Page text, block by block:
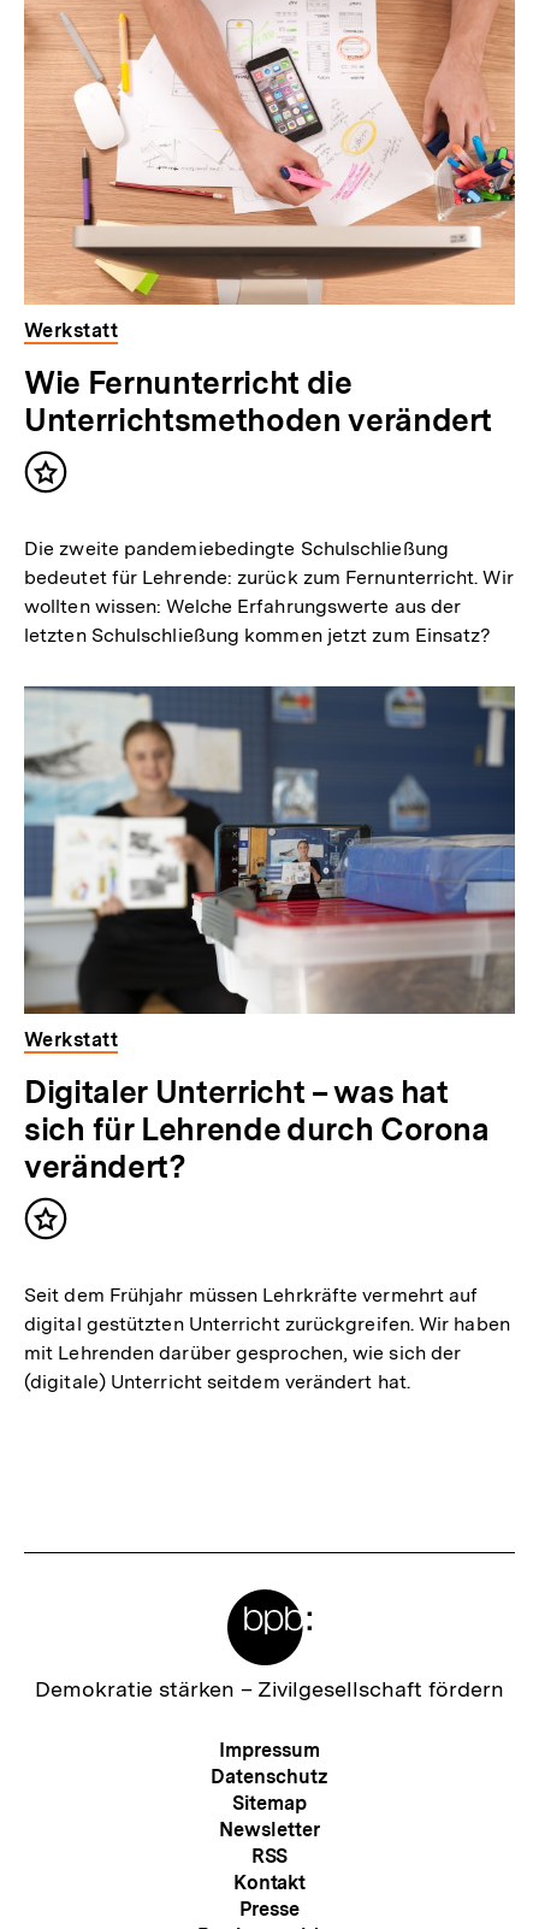
Werkstatt
Wie Fernunterricht die
Unterrichtsmethoden verändert
Inhalt
Die zweite pandemiebedingte Schulschließung
bedeutet für Lehrende: zurück zum Fernunterricht. Wir
wollten wissen: Welche Erfahrungswerte aus der
letzten Schulschließung kommen jetzt zum Einsatz?
Werkstatt
Digitaler Unterricht – was hat
sich für Lehrende durch Corona
verändert?
Inhalt
Seit dem Frühjahr müssen Lehrkräfte vermehrt auf
digital gestützten Unterricht zurückgreifen. Wir haben
mit Lehrenden darüber gesprochen, wie sich der
(digitale) Unterricht seitdem verändert hat.
Zur
Demokratie stärken – Zivilgesellschaft fördern
Meta-
Navigation
Impressum
Datenschutz
Sitemap
Newsletter
RSS
Kontakt
Presse